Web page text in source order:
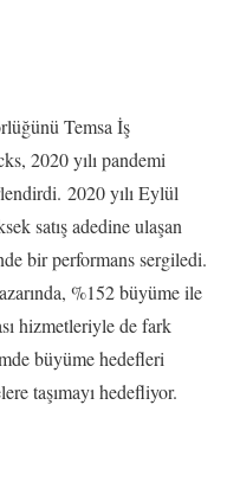
Temsa İş
2020 yılı pandemi
2020 yılı Eylül
satış adedine ulaşan
bir performans sergiledi.
%152 büyüme ile
hizmetleriyle de fark
büyüme hedefleri
taşımayı hedefliyor.